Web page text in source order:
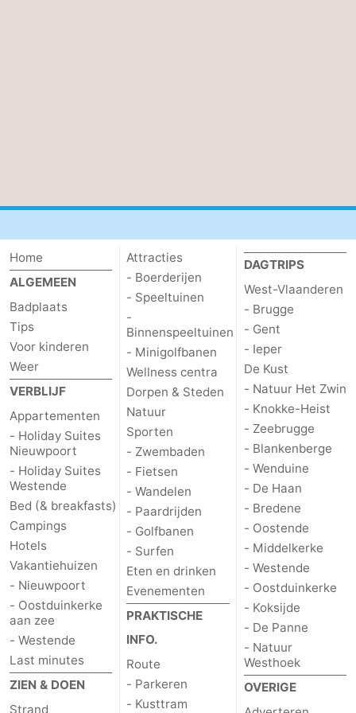
Oostduinkerke
-
Koksijde
-
De
Panne
-
Natuur
Westhoek
Weer
Contact
Home
ALGEMEEN
Badplaats
Tips
Voor kinderen
Weer
VERBLIJF
Appartementen
- Holiday Suites
Nieuwpoort
- Holiday Suites
Westende
Bed (& breakfasts)
Campings
Hotels
Vakantiehuizen
- Nieuwpoort
- Oostduinkerke
aan zee
- Westende
Last minutes
ZIEN & DOEN
Strand
Attracties
- Boerderijen
- Speeltuinen
-
Binnenspeeltuinen
- Minigolfbanen
Wellness centra
Dorpen & Steden
Natuur
Sporten
- Zwembaden
- Fietsen
- Wandelen
- Paardrijden
- Golfbanen
- Surfen
Eten en drinken
Evenementen
PRAKTISCHE
INFO.
Route
- Parkeren
- Kusttram
DAGTRIPS
West-Vlaanderen
- Brugge
- Gent
- Ieper
De Kust
- Natuur Het Zwin
- Knokke-Heist
- Zeebrugge
- Blankenberge
- Wenduine
- De Haan
- Bredene
- Oostende
- Middelkerke
- Westende
- Oostduinkerke
- Koksijde
- De Panne
- Natuur
Westhoek
OVERIGE